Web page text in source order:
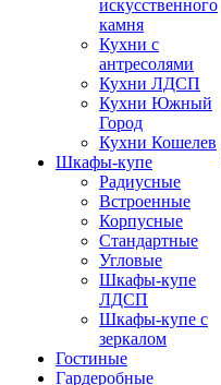
искусcтвенного
камня
Кухни с
антресолями
Кухни ЛДСП
Кухни Южный
Город
Кухни Кошелев
Шкафы-купе
Радиусные
Встроенные
Корпусные
Стандартные
Угловые
Шкафы-купе
ЛДСП
Шкафы-купе с
зеркалом
Гостиные
Гардеробные